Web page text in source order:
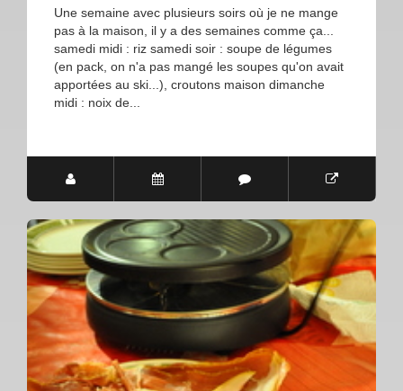
Une semaine avec plusieurs soirs où je ne mange
pas à la maison, il y a des semaines comme ça...
samedi midi : riz samedi soir : soupe de légumes
(en pack, on n'a pas mangé les soupes qu'on avait
apportées au ski...), croutons maison dimanche
midi : noix de...